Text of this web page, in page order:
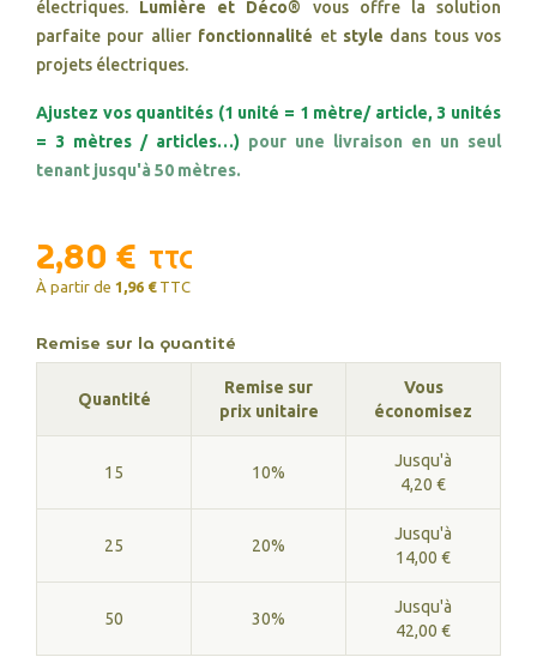
électriques. Lumière et Déco® vous offre la solution
parfaite pour allier fonctionnalité et style dans tous vos
projets électriques.
Ajustez vos quantités (1 unité = 1 mètre/ article, 3 unités
= 3 mètres / articles…) pour une livraison en un seul
tenant jusqu'à 50 mètres.
2,80 € TTC
À partir de 1,96 € TTC
Remise sur la quantité
Quantité
Remise sur
prix unitaire
Vous
économisez
15 10%
Jusqu'à
4,20 €
25 20%
Jusqu'à
14,00 €
50 30%
Jusqu'à
42,00 €